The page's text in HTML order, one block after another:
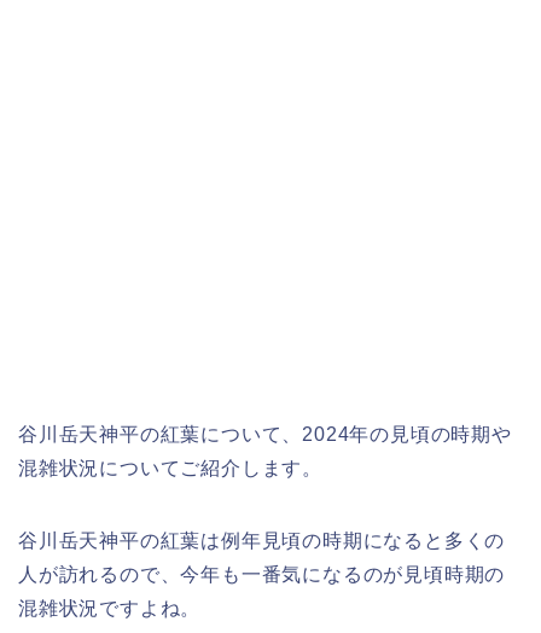
谷川岳天神平の紅葉について、2024年の見頃の時期や
混雑状況についてご紹介します。
谷川岳天神平の紅葉は例年見頃の時期になると多くの
人が訪れるので、今年も一番気になるのが見頃時期の
混雑状況ですよね。